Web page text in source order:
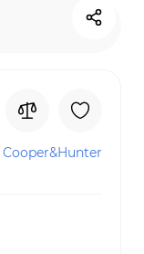
Cooper&Hunter